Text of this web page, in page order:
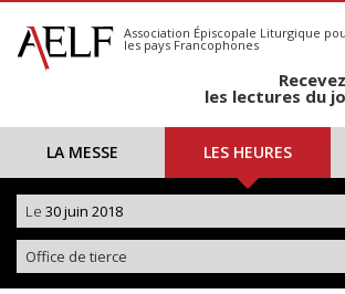
S'abonner
Calendrier
Association Épiscopale Liturgique
les pays Francophones
les lectures du
LA MESSE LES HEURES
Le 30 juin 2018
Office de tierce